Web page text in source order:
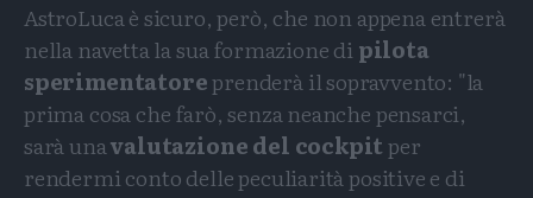
AstroLuca è sicuro, però, che non appena entrerà
nella navetta la sua formazione di pilota
sperimentatoreprenderà il sopravvento: "la
prima cosa che farò, senza neanche pensarci,
sarà unavalutazione del cockpitper
rendermi conto delle peculiarità positive e di